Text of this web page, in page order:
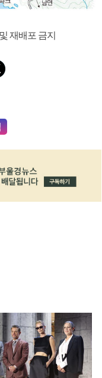
재배포 금지